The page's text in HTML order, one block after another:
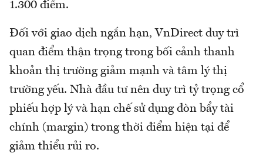
1.300 điểm.
Đối với giao dịch ngắn hạn, VnDirect duy trì
quan điểm thận trọng trong bối cảnh thanh
khoản thị trường giảm mạnh và tâm lý thị
trường yếu. Nhà đầu tư nên duy trì tỷ trọng cổ
phiếu hợp lý và hạn chế sử dụng đòn bẩy tài
chính (margin) trong thời điểm hiện tại để
giảm thiểu rủi ro.